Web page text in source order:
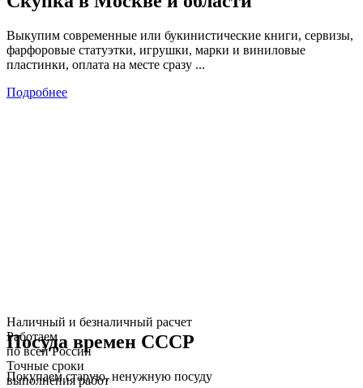
Выкупим современные или букинистические книги, сервизы,
фарфоровые статуэтки, игрушки, марки и виниловые
пластинки, оплата на месте сразу ...
Подробнее
Посуда времен СССР
Покупаем старую, ненужную посуду
Наличный и безналичный расчет
Работаем
по всей России
Точные сроки
выполнения работ